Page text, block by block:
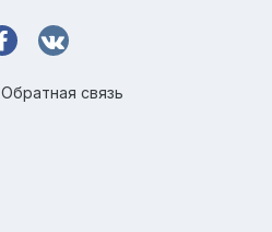
Обратная связь